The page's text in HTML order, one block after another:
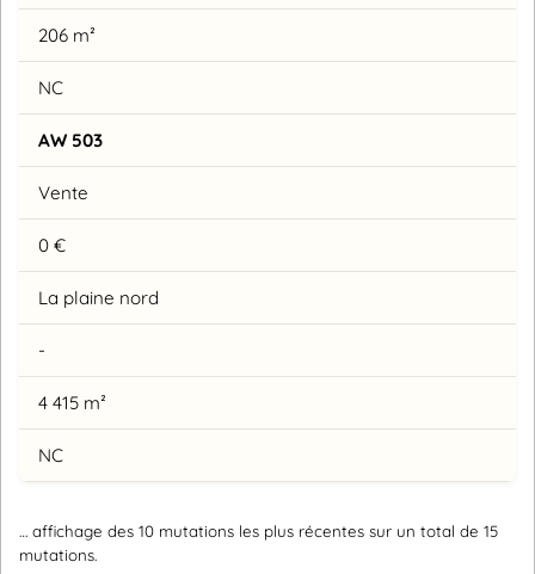
206 m²
NC
AW 503
Vente
0 €
La plaine nord
-
4 415 m²
NC
… affichage des 10 mutations les plus récentes sur un total de 15
mutations.